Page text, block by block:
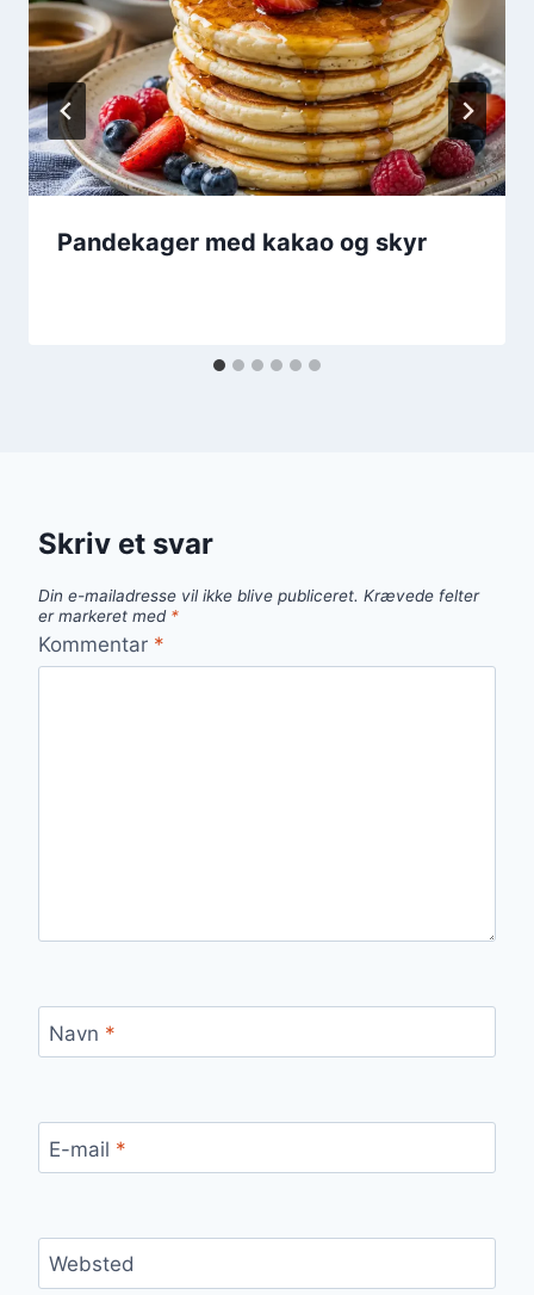
Pandekager med kakao og skyr
Skriv et svar
Din e-mailadresse vil ikke blive publiceret. Krævede felter
er markeret med *
Kommentar *
Navn *
E-mail *
Websted